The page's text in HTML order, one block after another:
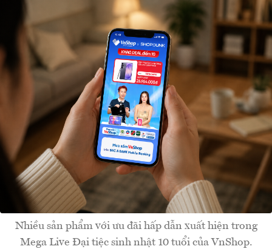
Nhiều sản phẩm với ưu đãi hấp dẫn xuất hiện trong
Mega Live Đại tiệc sinh nhật 10 tuổi của VnShop.